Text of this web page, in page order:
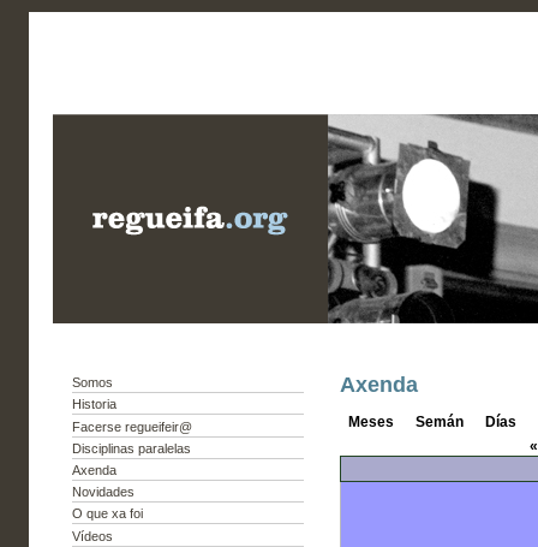
Somos
Historia
Facerse regueifeir@
Disciplinas paralelas
Axenda
Novidades
O que xa foi
Vídeos
Axenda
Meses Semán Días
«